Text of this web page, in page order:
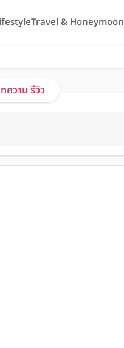
Travel & Honeymoon
ความ รีวิว